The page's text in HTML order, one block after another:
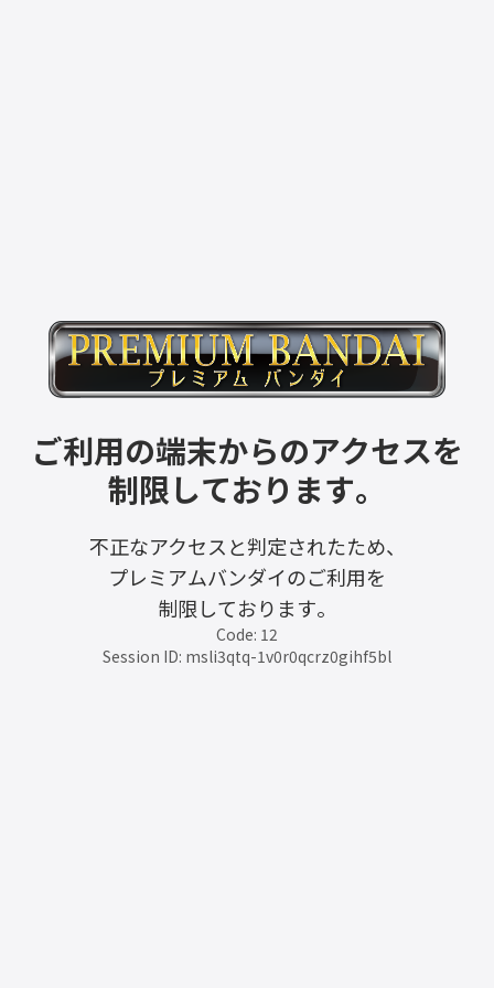
ご利用の端末からのアクセスを
制限しております。
不正なアクセスと判定されたため、
プレミアムバンダイのご利用を
制限しております。
Code: 12
Session ID: msli3qtq-1v0r0qcrz0gihf5bl